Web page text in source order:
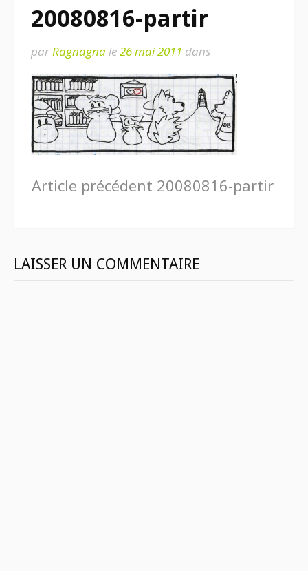
20080816-partir
parRagnagnale26 mai 2011 dans
Lire
Article précédent 20080816-partir
LAISSER UN COMMENTAIRE